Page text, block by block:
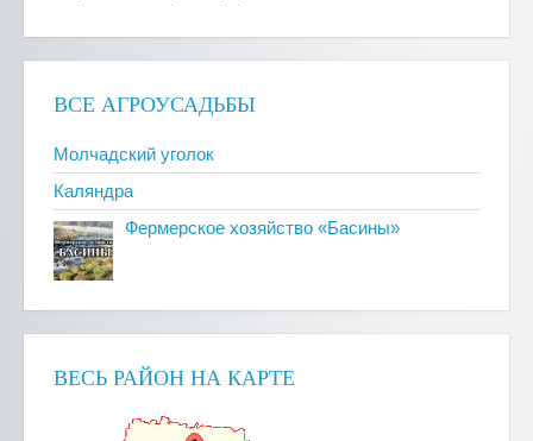
ВСЕ АГРОУСАДЬБЫ
Молчадский уголок
Каляндра
Фермерское хозяйство «Басины»
ВЕСЬ РАЙОН НА КАРТЕ